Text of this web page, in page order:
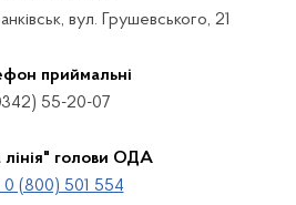
вул. Грушевського, 21
приймальні
55-20-07
лінія" голови ОДА
0 (800) 501 554